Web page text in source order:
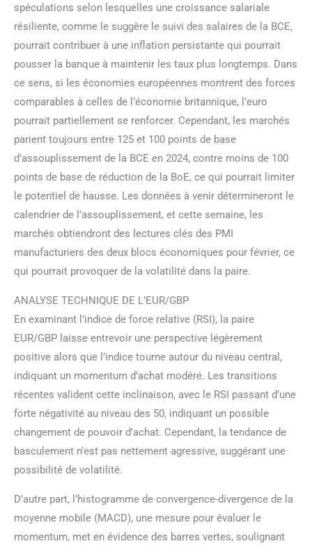
spéculations selon lesquelles une croissance salariale
résiliente, comme le suggère le suivi des salaires de la BCE,
pourrait contribuer à une inflation persistante qui pourrait
pousser la banque à maintenir les taux plus longtemps. Dans
ce sens, si les économies européennes montrent des forces
comparables à celles de l’économie britannique, l’euro
pourrait partiellement se renforcer. Cependant, les marchés
parient toujours entre 125 et 100 points de base
d’assouplissement de la BCE en 2024, contre moins de 100
points de base de réduction de la BoE, ce qui pourrait limiter
le potentiel de hausse. Les données à venir détermineront le
calendrier de l’assouplissement, et cette semaine, les
marchés obtiendront des lectures clés des PMI
manufacturiers des deux blocs économiques pour février, ce
qui pourrait provoquer de la volatilité dans la paire.
ANALYSE TECHNIQUE DE L’EUR/GBP
En examinant l’indice de force relative (RSI), la paire
EUR/GBP laisse entrevoir une perspective légèrement
positive alors que l’indice tourne autour du niveau central,
indiquant un momentum d’achat modéré. Les transitions
récentes valident cette inclinaison, avec le RSI passant d’une
forte négativité au niveau des 50, indiquant un possible
changement de pouvoir d’achat. Cependant, la tendance de
basculement n’est pas nettement agressive, suggérant une
possibilité de volatilité.
D’autre part, l’histogramme de convergence-divergence de la
moyenne mobile (MACD), une mesure pour évaluer le
momentum, met en évidence des barres vertes, soulignant